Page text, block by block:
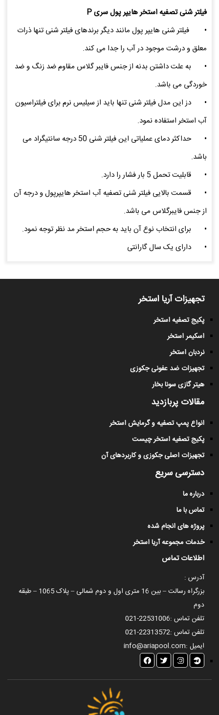
فیلتر شنی تصفیه استخر هایپر پول سری P
•
فیلتر شنی هایپر پول مانند دیگر برندهای فیلتر شنی تنها ذرات
معلق و درشت موجود در آب را جدا می کند.
•
به علت داشتن بدنه از جنس فایبر گلاس مقاوم ضد زنگ و ضد
خوردگی می باشد.
•
دز این مدل فیلتر شنی تنها باید از سیلیس نرم برای فیلتراسیون
آب استخر استفاده نمود.
•
حداکثر دمای عملیاتی این فیلتر شنی 50 درجه سانتیگراد می
باشد.
•
قابلیت تحمل 5 بار فشار را دارد.
•
قسمت بالایی فیلتر شنی تصفیه آب استخر هایپرپول و درجه آن
از جنس فایبرگلاس می باشد.
•
برای انتخاب نوع آن باید به حجم استخر مد نظر توجه نمود.
•
دارای یک سال گارانتی
تجهیزات آریا استخر
پکیج تصفیه استخر
اسکیمر استخر
نردبان استخر
تجهیزات ضد عفونی جکوزی
هیتر گازی سونا بخار
مقالات پربازدید
انواع پمپ تصفیه و گرمایش استخر
پکیج تصفیه استخر چیست
تجهیزات اصلی جکوزی و کاربردهای آن
دسترسی سریع
درباره ما
تماس با ما
پروژه های انجام شده
خدمات مجموعه آریا استخر
اطلاعات تماس
آدرس :
بزرگراه رسالت – بین 16 متری اول و دوم شمالی – پلاک 1065 – طبقه
دوم
تلفن تماس :021-22531006
تلفن تماس :021-22313572
ایمیل :info@ariapool.com